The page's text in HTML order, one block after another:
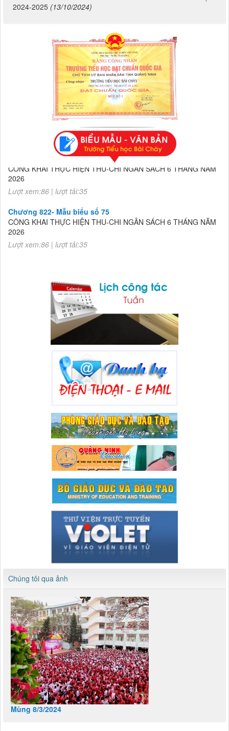
2024-2025 (13/10/2024)
Chương 822- Mẫu biểu số 75
CÔNG KHAI THỰC HIỆN THU-CHI NGÂN SÁCH 6 THÁNG NĂM
2026
Lượt xem:86 | lượt tải:35
Chương 822- Mẫu biểu số 75
CÔNG KHAI THỰC HIỆN THU-CHI NGÂN SÁCH 6 THÁNG NĂM
2026
Lượt xem:86 | lượt tải:35
Chúng tôi qua ảnh
Mùng 8/3/2024